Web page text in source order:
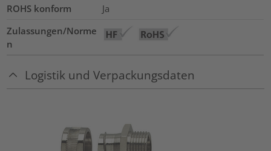
ROHS konform
Ja
Zulassungen/Norme
n
Logistik und Verpackungsdaten